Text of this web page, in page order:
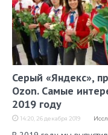
Серый «Яндекс»,
Ozon. Самые
2019 году
14:20, 26 декабря 2019